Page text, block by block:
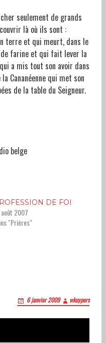
seulement de grands
là où ils sont :
terre et qui meurt, dans le
farine et qui fait lever la
a mis tout son avoir dans
Cananéenne qui met son
de la table du Seigneur.
belge
DE FOI
2007
"Prières"
6 janvier 2009 wkuypers